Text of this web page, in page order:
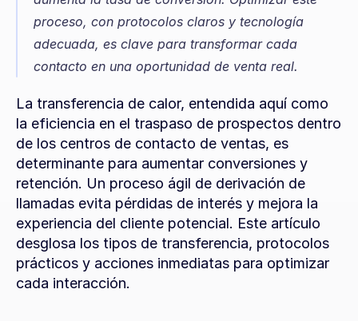
proceso, con protocolos claros y tecnología
adecuada, es clave para transformar cada
contacto en una oportunidad de venta real.
La transferencia de calor, entendida aquí como
la eficiencia en el traspaso de prospectos dentro
de los centros de contacto de ventas, es
determinante para aumentar conversiones y
retención. Un proceso ágil de derivación de
llamadas evita pérdidas de interés y mejora la
experiencia del cliente potencial. Este artículo
desglosa los tipos de transferencia, protocolos
prácticos y acciones inmediatas para optimizar
cada interacción.